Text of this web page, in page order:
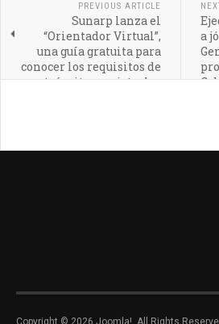
PREVIOUS ARTICLE
Sunarp lanza el
“Orientador Virtual”,
una guía gratuita para
conocer los requisitos de
trámites registrales
a
Copyright © 2026 Joomla!. All Rights